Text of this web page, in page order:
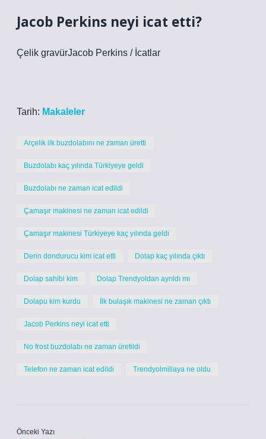
Jacob Perkins neyi icat etti?
Çelik gravürJacob Perkins / İcatlar
Tarih: Makaleler
Arçelik ilk buzdolabını ne zaman üretti
Buzdolabı kaç yılında Türkiyeye geldi
Buzdolabı ne zaman icat edildi
Çamaşır makinesi ne zaman icat edildi
Çamaşır makinesi Türkiyeye kaç yılında geldi
Derin dondurucu kim icat etti Dolap kaç yılında çıktı
Dolap sahibi kim Dolap Trendyoldan ayrıldı mı
Dolapu kim kurdu İlk bulaşık makinesi ne zaman çıktı
Jacob Perkins neyi icat etti
No frost buzdolabı ne zaman üretildi
Telefon ne zaman icat edildi Trendyolmillaya ne oldu
Önceki Yazı